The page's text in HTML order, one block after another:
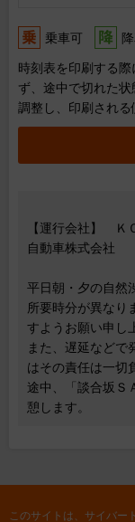
乗車可
時刻表を印刷する
ず、途中で切れた
調整し、印刷される
【運行会社】
自動車株式会社
平日朝・夕の自然
所要時分が異なり
すようお願い申し
また、遅延などで
はその責任は一切
途中、「談合坂Ｓ
憩します。
このサイトは、サイバー